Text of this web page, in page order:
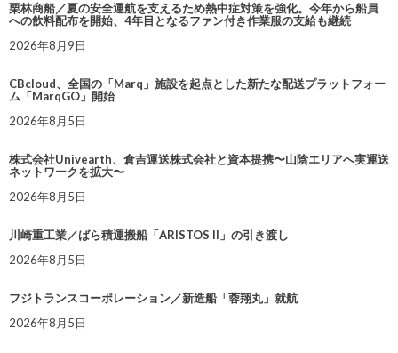
栗林商船／夏の安全運航を支えるため熱中症対策を強化。今年から船員
への飲料配布を開始、4年目となるファン付き作業服の支給も継続
2026年8月9日
CBcloud、全国の「Marq」施設を起点とした新たな配送プラットフォー
ム「MarqGO」開始
2026年8月5日
株式会社Univearth、倉吉運送株式会社と資本提携〜山陰エリアへ実運送
ネットワークを拡大〜
2026年8月5日
川崎重工業／ばら積運搬船「ARISTOS II」の引き渡し
2026年8月5日
フジトランスコーポレーション／新造船「蓉翔丸」就航
2026年8月5日